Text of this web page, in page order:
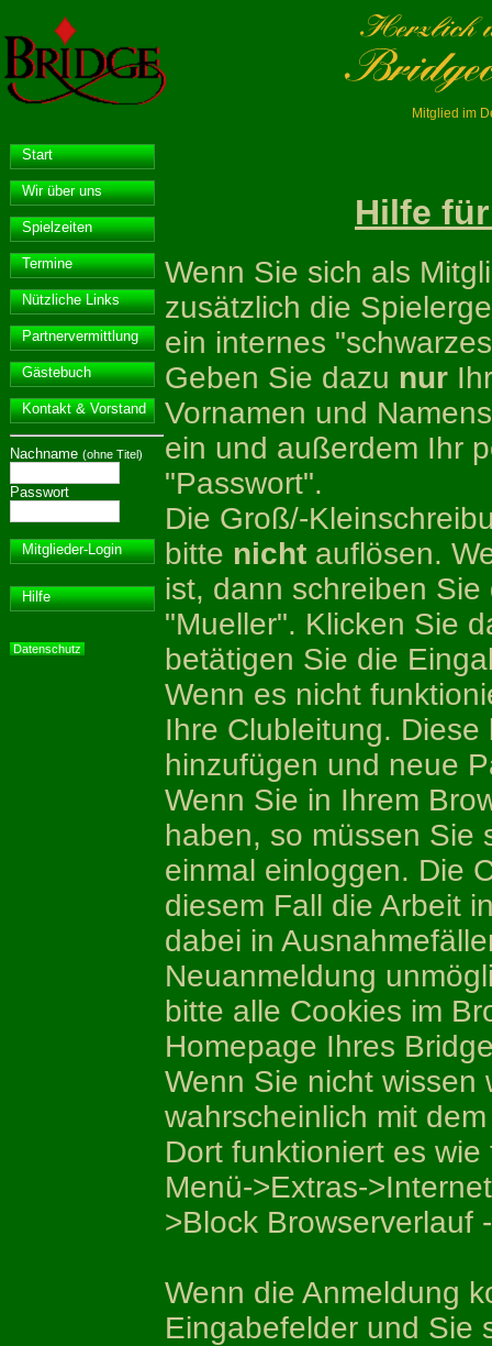
Mitglied im
Start
Wir über uns
Spielzeiten
Termine
Nützliche Links
Partnervermittlung
Gästebuch
Kontakt & Vorstand
Nachname (ohne Titel)
Passwort
Mitglieder-Login
Hilfe
Datenschutz
Hilfe
Wenn Sie sich als
zusätzlich die
ein internes
Geben Sie dazu nur
Vornamen und
ein und außerdem Ihr
"Passwort".
Die Groß/-
bitte nicht auflösen.
ist, dann schreiben
"Mueller". Klicken Sie
betätigen Sie die
Wenn es nicht
Ihre Clubleitung.
hinzufügen und neue
Wenn Sie in Ihrem
haben, so müssen Sie
einmal einloggen. Die
diesem Fall die Arbeit
dabei in
Neuanmeldung
bitte alle Cookies im
Homepage Ihres
Wenn Sie nicht wissen
wahrscheinlich mit
Dort funktioniert es wie
Menü->Extras-
>Block Browserverlauf
Wenn die Anmeldung
Eingabefelder und Sie